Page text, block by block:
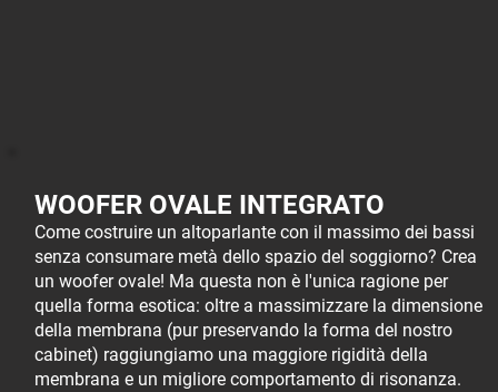
WOOFER OVALE INTEGRATO
Come costruire un altoparlante con il massimo dei bassi
senza consumare metà dello spazio del soggiorno? Crea
un woofer ovale! Ma questa non è l'unica ragione per
quella forma esotica: oltre a massimizzare la dimensione
della membrana (pur preservando la forma del nostro
cabinet) raggiungiamo una maggiore rigidità della
membrana e un migliore comportamento di risonanza.